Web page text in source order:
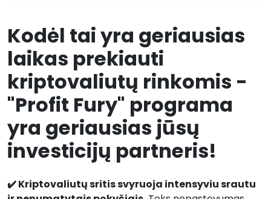
Kodėl tai yra geriausias
laikas prekiauti
kriptovaliutų rinkomis -
"Profit Fury" programa
yra geriausias jūsų
investicijų partneris!
✔️ Kriptovaliutų sritis svyruoja intensyviu srautu